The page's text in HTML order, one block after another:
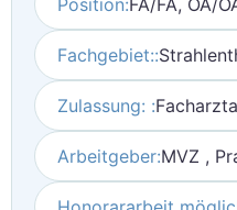
Position:FA/FÄ, OA/
Fachgebiet::
Zulassung: :
Arbeitgeber:MVZ ,